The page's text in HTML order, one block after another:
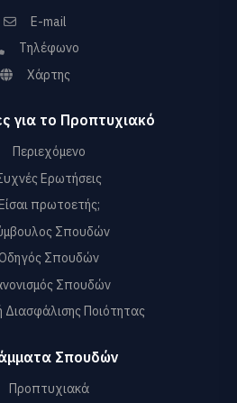
E-mail
Τηλέφωνο
Χάρτης
για το Προπτυχιακό
Περιεχόμενο
Ερωτήσεις
πρωτοετής;
Σπουδών
Σπουδών
Σπουδών
Διασφάλισης Ποιότητας
Σπουδών
Προπτυχιακά